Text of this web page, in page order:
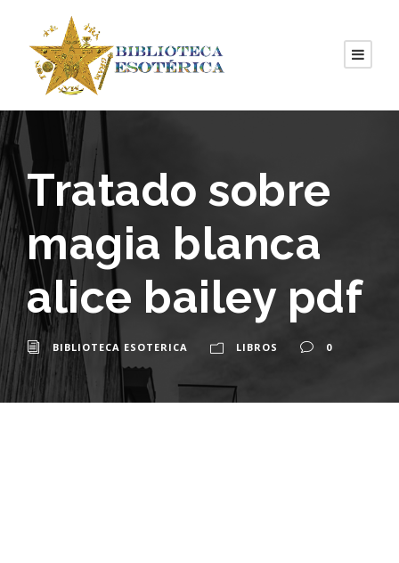
Tratado sobre
magia blanca
alice bailey pdf
BIBLIOTECA ESOTERICA LIBROS 0